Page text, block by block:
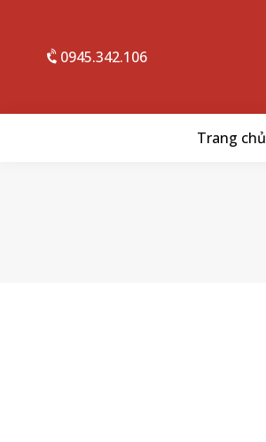
0945.342.106
Trang chủ